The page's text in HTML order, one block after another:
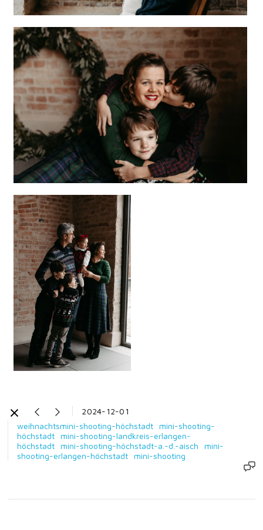
2024-12-01
weihnachtsmini-shooting-höchstadt
mini-shooting-
höchstadt
mini-shooting-landkreis-erlangen-
höchstadt
mini-shooting-höchstadt-a.-d.-aisch
mini-
shooting-erlangen-höchstadt
mini-shooting